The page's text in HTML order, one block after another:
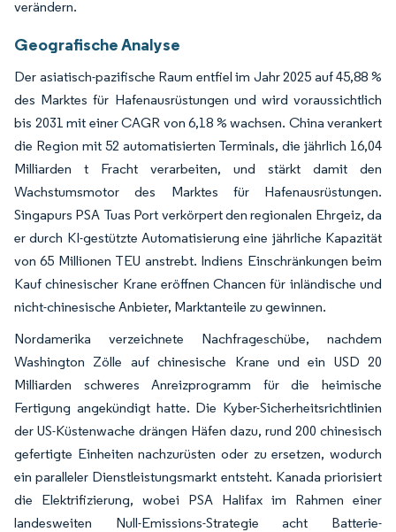
verändern.
Geografische Analyse
Der asiatisch-pazifische Raum entfiel im Jahr 2025 auf 45,88 %
des Marktes für Hafenausrüstungen und wird voraussichtlich
bis 2031 mit einer CAGR von 6,18 % wachsen. China verankert
die Region mit 52 automatisierten Terminals, die jährlich 16,04
Milliarden t Fracht verarbeiten, und stärkt damit den
Wachstumsmotor des Marktes für Hafenausrüstungen.
Singapurs PSA Tuas Port verkörpert den regionalen Ehrgeiz, da
er durch KI-gestützte Automatisierung eine jährliche Kapazität
von 65 Millionen TEU anstrebt. Indiens Einschränkungen beim
Kauf chinesischer Krane eröffnen Chancen für inländische und
nicht-chinesische Anbieter, Marktanteile zu gewinnen.
Nordamerika verzeichnete Nachfrageschübe, nachdem
Washington Zölle auf chinesische Krane und ein USD 20
Milliarden schweres Anreizprogramm für die heimische
Fertigung angekündigt hatte. Die Kyber-Sicherheitsrichtlinien
der US-Küstenwache drängen Häfen dazu, rund 200 chinesisch
gefertigte Einheiten nachzurüsten oder zu ersetzen, wodurch
ein paralleler Dienstleistungsmarkt entsteht. Kanada priorisiert
die Elektrifizierung, wobei PSA Halifax im Rahmen einer
landesweiten Null-Emissions-Strategie acht Batterie-